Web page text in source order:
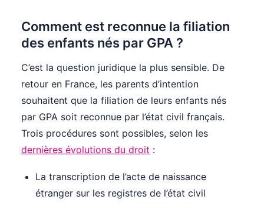
Comment est reconnue la filiation
des enfants nés par GPA ?
C’est la question juridique la plus sensible. De
retour en France, les parents d’intention
souhaitent que la filiation de leurs enfants nés
par GPA soit reconnue par l’état civil français.
Trois procédures sont possibles, selon les
dernières évolutions du droit :
La transcription de l’acte de naissance
étranger sur les registres de l’état civil